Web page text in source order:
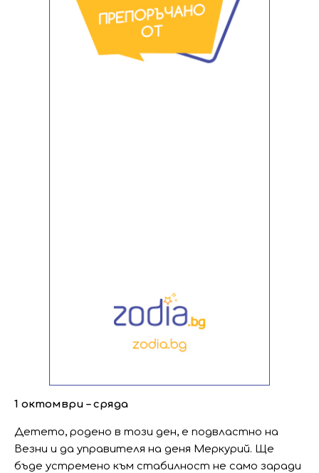
1 октомври – сряда
Детето, родено в този ден, е подвластно на
Везни и да управителя на деня Меркурий. Ще
бъде устремено към стабилност не само заради